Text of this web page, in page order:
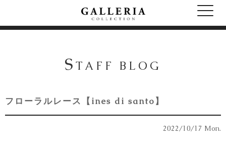
S TAFF BLOG
フローラルレース【ines di santo】
2022/10/17 Mon.